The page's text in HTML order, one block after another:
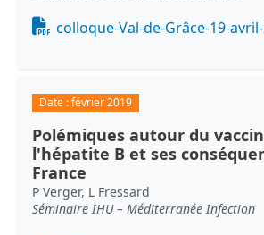
Document
colloque-Val-de-Grâce-19-
Date :février 2019
Polémiques autour du
l'hépatite B et ses
France
P Verger, L Fressard
Séminaire IHU – Méditerranée Infection